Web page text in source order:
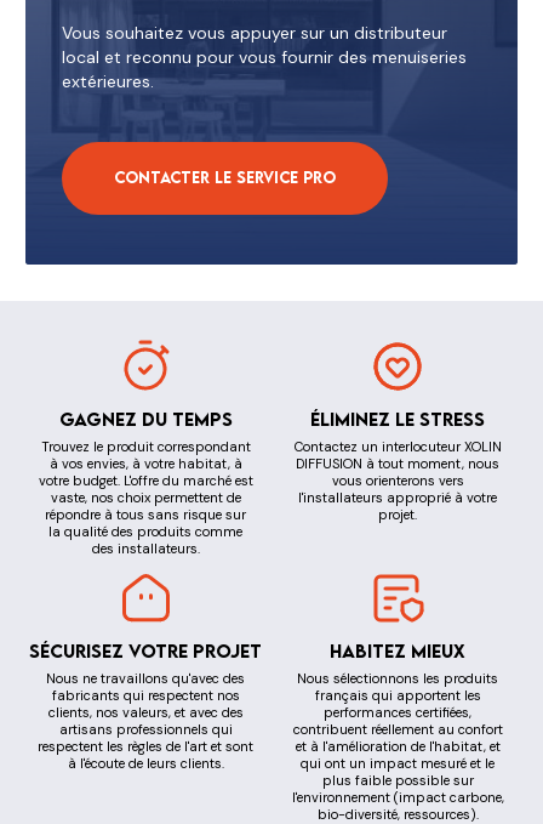
Vous souhaitez vous appuyer sur un distributeur
local et reconnu pour vous fournir des menuiseries
extérieures.
Contacter le service pro
Gagnez du temps
Trouvez le produit correspondant
à vos envies, à votre habitat, à
votre budget. L'offre du marché est
vaste, nos choix permettent de
répondre à tous sans risque sur
la qualité des produits comme
des installateurs.
Éliminez le stress
Contactez un interlocuteur XOLIN
DIFFUSION à tout moment, nous
vous orienterons vers
l'installateurs approprié à votre
projet.
Sécurisez votre projet
Nous ne travaillons qu'avec des
fabricants qui respectent nos
clients, nos valeurs, et avec des
artisans professionnels qui
respectent les règles de l'art et sont
à l'écoute de leurs clients.
Habitez mieux
Nous sélectionnons les produits
français qui apportent les
performances certifiées,
contribuent réellement au confort
et à l'amélioration de l'habitat, et
qui ont un impact mesuré et le
plus faible possible sur
l'environnement (impact carbone,
bio-diversité, ressources).